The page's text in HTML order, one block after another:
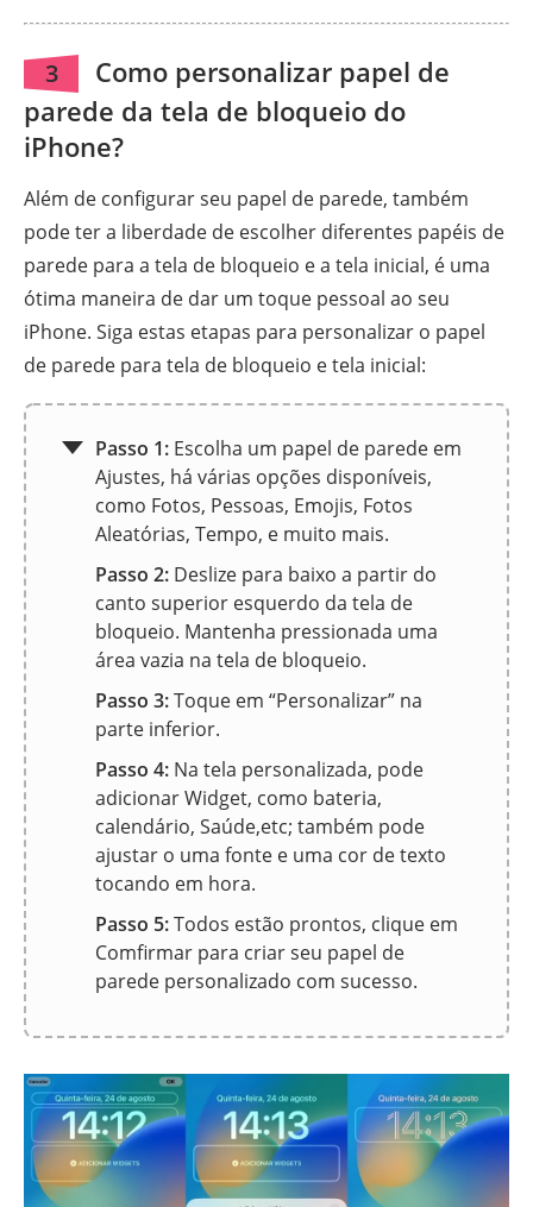
3
Como personalizar papel de
parede da tela de bloqueio do
iPhone?
Além de configurar seu papel de parede, também
pode ter a liberdade de escolher diferentes papéis de
parede para a tela de bloqueio e a tela inicial, é uma
ótima maneira de dar um toque pessoal ao seu
iPhone. Siga estas etapas para personalizar o papel
de parede para tela de bloqueio e tela inicial:
Passo 1: Escolha um papel de parede em
Ajustes, há várias opções disponíveis,
como Fotos, Pessoas, Emojis, Fotos
Aleatórias, Tempo, e muito mais.
Passo 2: Deslize para baixo a partir do
canto superior esquerdo da tela de
bloqueio. Mantenha pressionada uma
área vazia na tela de bloqueio.
Passo 3:Toque em “Personalizar” na
parte inferior.
Passo 4: Na tela personalizada, pode
adicionar Widget, como bateria,
calendário, Saúde,etc; também pode
ajustar o uma fonte e uma cor de texto
tocando em hora.
Passo 5:Todos estão prontos, clique em
Comfirmar para criar seu papel de
parede personalizado com sucesso.